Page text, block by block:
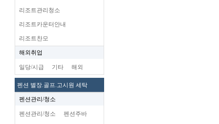
리조트관리청소
리조트카운터안내
리조트찬모
해외취업
일당/시급 기타 해외
펜션 별장.골프.고시원 세탁
펜션관리/청소
펜션관리/청소 펜션주바